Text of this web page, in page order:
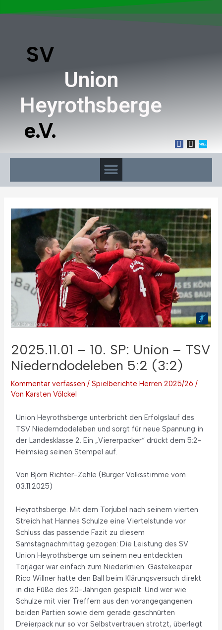
SV
Union
Heyrothsberge
e.V.
2025.11.01 – 10. SP: Union – TSV
Niederndodeleben 5:2 (3:2)
Kommentar verfassen /Spielberichte Herren 2025/26 /
VonKarsten Völckel
Union Heyrothsberge unterbricht den Erfolgslauf des
TSV Niederndodeleben und sorgt für neue Spannung in
der Landesklasse 2. Ein „Viererpacker“ drückt dem 5:2-
Heimsieg seinen Stempel auf.
Von Björn Richter-Zehle (Burger Volksstimme vom
03.11.2025)
Heyrothsberge. Mit dem Torjubel nach seinem vierten
Streich hat Hannes Schulze eine Viertelstunde vor
Schluss das passende Fazit zu diesem
Samstagnachmittag gezogen: Die Leistung des SV
Union Heyrothsberge um seinem neu entdeckten
Torjäger war einfach zum Niederknien. Gästekeeper
Rico Willner hatte den Ball beim Klärungsversuch direkt
in die Füße des 20-Jährigen gespielt. Und wer wie
Schulze mit vier Treffern aus den vorangegangenen
beiden Partien sowie dem gerade geschnürten
Dreierpack nur so vor Selbstvertrauen strotzt, überlegt